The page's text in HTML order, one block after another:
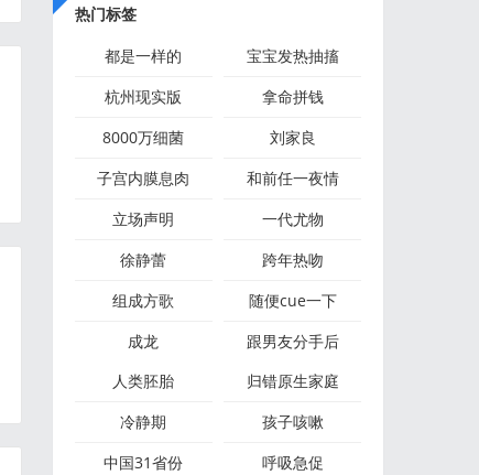
热门标签
都是一样的
宝宝发热抽搐
杭州现实版
拿命拼钱
8000万细菌
刘家良
子宫内膜息肉
和前任一夜情
立场声明
一代尤物
徐静蕾
跨年热吻
组成方歌
随便cue一下
成龙
跟男友分手后
人类胚胎
归错原生家庭
冷静期
孩子咳嗽
中国31省份
呼吸急促